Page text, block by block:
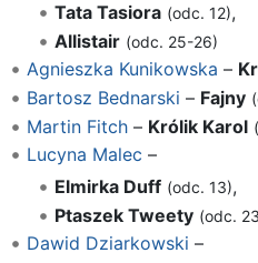
Tata Tasiora (odc. 12),
Allistair (odc. 25-26)
Agnieszka Kunikowska –
Bartosz Bednarski – Fajny
Martin Fitch– Królik Karol
Lucyna Malec –
Elmirka Duff (odc. 13),
Ptaszek Tweety (odc.
Dawid Dziarkowski –